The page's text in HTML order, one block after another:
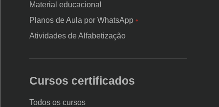
Material educacional
Planos de Aula por WhatsApp•
Atividades de Alfabetização
Cursos certificados
Todos os cursos